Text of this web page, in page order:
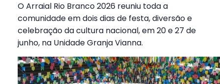
O Arraial Rio Branco 2026 reuniu toda a
comunidade em dois dias de festa, diversão e
celebração da cultura nacional, em 20 e 27 de
junho, na Unidade Granja Vianna.